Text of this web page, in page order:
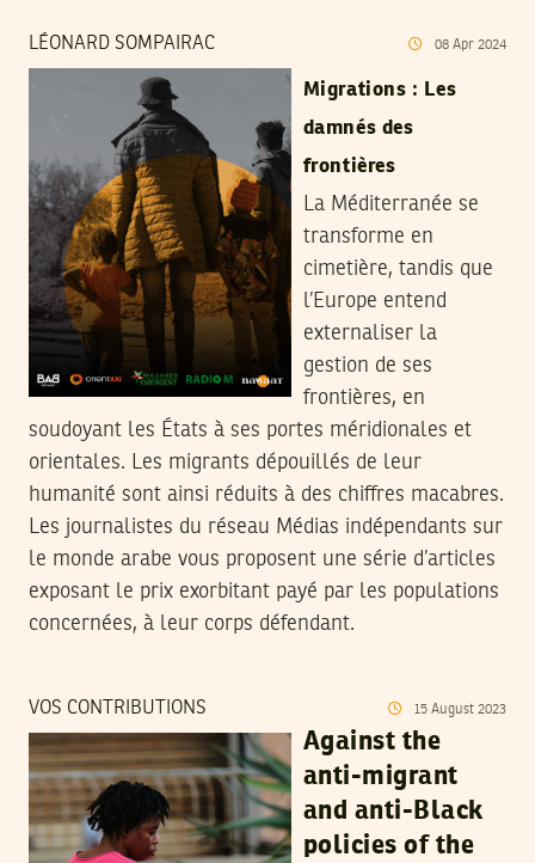
LÉONARD SOMPAIRAC 08 Apr 2024
Migrations : Les
damnés des
frontières
La Méditerranée se
transforme en
cimetière, tandis que
l’Europe entend
externaliser la
gestion de ses
frontières, en
soudoyant les États à ses portes méridionales et
orientales. Les migrants dépouillés de leur
humanité sont ainsi réduits à des chiffres macabres.
Les journalistes du réseau Médias indépendants sur
le monde arabe vous proposent une série d’articles
exposant le prix exorbitant payé par les populations
concernées, à leur corps défendant.
VOS CONTRIBUTIONS 15 August 2023
Against the
anti-migrant
and anti-Black
policies of the